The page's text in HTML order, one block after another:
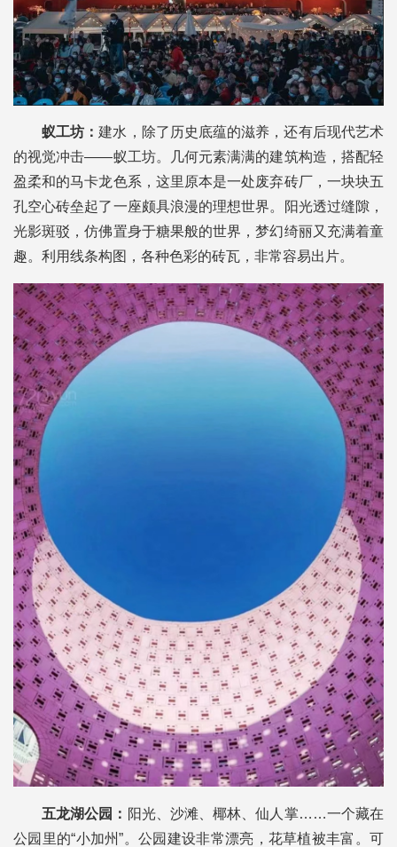
蚁工坊：建水，除了历史底蕴的滋养，还有后现代艺术
的视觉冲击——蚁工坊。几何元素满满的建筑构造，搭配轻
盈柔和的马卡龙色系，这里原本是一处废弃砖厂，一块块五
孔空心砖垒起了一座颇具浪漫的理想世界。阳光透过缝隙，
光影斑驳，仿佛置身于糖果般的世界，梦幻绮丽又充满着童
趣。利用线条构图，各种色彩的砖瓦，非常容易出片。
五龙湖公园： 阳光、沙滩、椰林、仙人掌……一个藏在
公园里的“小加州”。公园建设非常漂亮，花草植被丰富。可